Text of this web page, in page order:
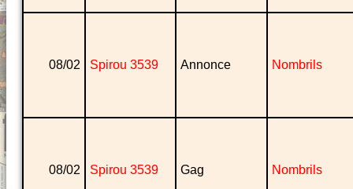
08/02 Spirou 3539 Annonce Nombrils
08/02 Spirou 3539 Gag Nombrils